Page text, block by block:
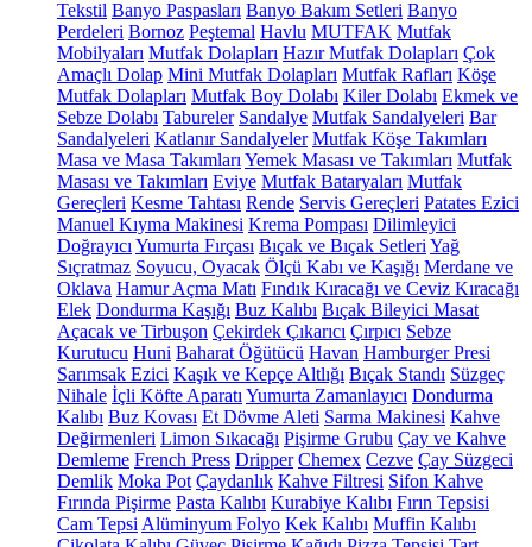
Tekstil Banyo Paspasları Banyo Bakım Setleri Banyo
Perdeleri Bornoz Peştemal Havlu MUTFAK Mutfak
Mobilyaları Mutfak Dolapları Hazır Mutfak Dolapları Çok
Amaçlı Dolap Mini Mutfak Dolapları Mutfak Rafları Köşe
Mutfak Dolapları Mutfak Boy Dolabı Kiler Dolabı Ekmek ve
Sebze Dolabı Tabureler Sandalye Mutfak Sandalyeleri Bar
Sandalyeleri Katlanır Sandalyeler Mutfak Köşe Takımları
Masa ve Masa Takımları Yemek Masası ve Takımları Mutfak
Masası ve Takımları Eviye Mutfak Bataryaları Mutfak
Gereçleri Kesme Tahtası Rende Servis Gereçleri Patates Ezici
Manuel Kıyma Makinesi Krema Pompası Dilimleyici
Doğrayıcı Yumurta Fırçası Bıçak ve Bıçak Setleri Yağ
Sıçratmaz Soyucu, Oyacak Ölçü Kabı ve Kaşığı Merdane ve
Oklava Hamur Açma Matı Fındık Kıracağı ve Ceviz Kıracağı
Elek Dondurma Kaşığı Buz Kalıbı Bıçak Bileyici Masat
Açacak ve Tirbuşon Çekirdek Çıkarıcı Çırpıcı Sebze
Kurutucu Huni Baharat Öğütücü Havan Hamburger Presi
Sarımsak Ezici Kaşık ve Kepçe Altlığı Bıçak Standı Süzgeç
Nihale İçli Köfte Aparatı Yumurta Zamanlayıcı Dondurma
Kalıbı Buz Kovası Et Dövme Aleti Sarma Makinesi Kahve
Değirmenleri Limon Sıkacağı Pişirme Grubu Çay ve Kahve
Demleme French Press Dripper Chemex Cezve Çay Süzgeci
Demlik Moka Pot Çaydanlık Kahve Filtresi Sifon Kahve
Fırında Pişirme Pasta Kalıbı Kurabiye Kalıbı Fırın Tepsisi
Cam Tepsi Alüminyum Folyo Kek Kalıbı Muffin Kalıbı